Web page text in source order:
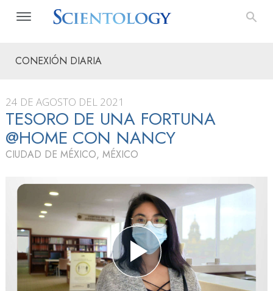
CONEXIÓN DIARIA
24 DE AGOSTO DEL 2021
TESORO DE UNA FORTUNA
@HOME CON NANCY
CIUDAD DE MÉXICO, MÉXICO